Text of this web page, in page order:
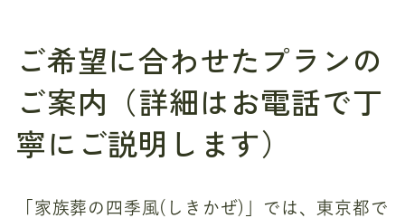
ご希望に合わせたプランの
ご案内（詳細はお電話で丁
寧にご説明します）
「家族葬の四季風(しきかぜ)」では、東京都で